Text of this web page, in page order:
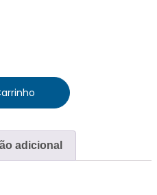
adicional